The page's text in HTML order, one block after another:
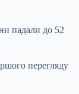
падали до 52
перегляду